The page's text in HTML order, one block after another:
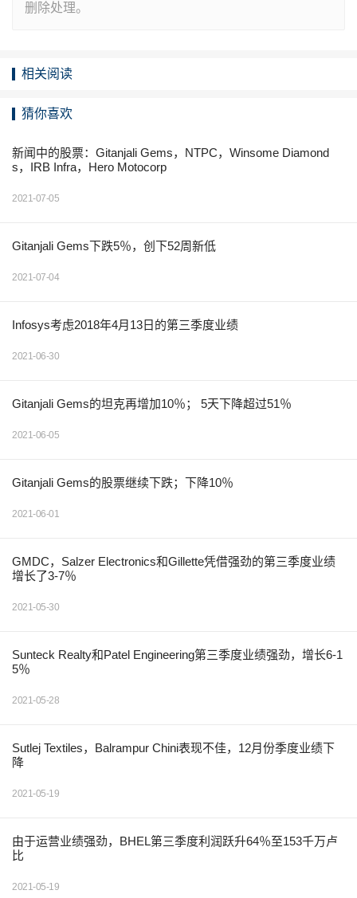
删除处理。
相关阅读
猜你喜欢
新闻中的股票：Gitanjali Gems，NTPC，Winsome Diamond
s，IRB Infra，Hero Motocorp
2021-07-05
Gitanjali Gems下跌5％，创下52周新低
2021-07-04
Infosys考虑2018年4月13日的第三季度业绩
2021-06-30
Gitanjali Gems的坦克再增加10％； 5天下降超过51％
2021-06-05
Gitanjali Gems的股票继续下跌；下降10％
2021-06-01
GMDC，Salzer Electronics和Gillette凭借强劲的第三季度业绩
增长了3-7％
2021-05-30
Sunteck Realty和Patel Engineering第三季度业绩强劲，增长6-1
5％
2021-05-28
Sutlej Textiles，Balrampur Chini表现不佳，12月份季度业绩下
降
2021-05-19
由于运营业绩强劲，BHEL第三季度利润跃升64％至153千万卢
比
2021-05-19